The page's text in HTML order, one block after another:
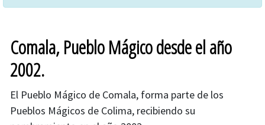
Comala, Pueblo Mágico desde el año
2002.
El Pueblo Mágico de Comala, forma parte de los
Pueblos Mágicos de Colima, recibiendo su